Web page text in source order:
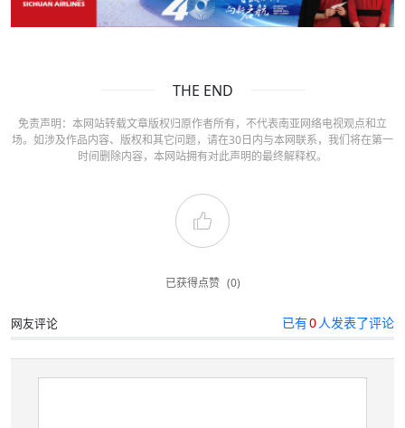
THE END
免责声明：本网站转载文章版权归原作者所有，不代表南亚网络电视观点和立
场。如涉及作品内容、版权和其它问题，请在30日内与本网联系，我们将在第一
时间删除内容，本网站拥有对此声明的最终解释权。
已获得点赞 (0)
网友评论 已有0 人发表了评论